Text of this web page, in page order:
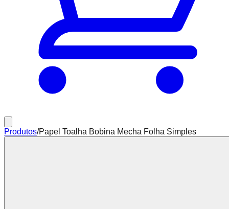
Produtos/Papel Toalha Bobina Mecha Folha Simples